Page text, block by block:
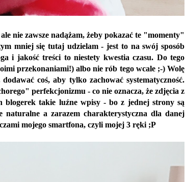
nie zawsze nadążam, żeby pokazać te "momenty"
mniej się tutaj udzielam - jest to na swój sposób
i jakość treści to niestety kwestia czasu. Do tego
przekonaniami!) albo nie rób tego wcale ;-) Wolę
coś, aby tylko zachować systematyczność.
perfekcjonizmu - co nie oznacza, że zdjęcia z
takie luźne wpisy - bo z jednej strony są
naturalne a zarazem charakterystyczna dla danej
mojego smartfona, czyli mojej 3 ręki ;P